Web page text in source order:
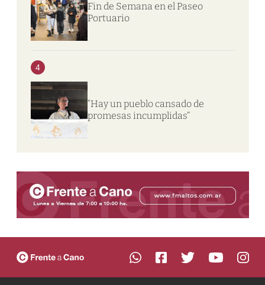
Fin de Semana en el Paseo
Portuario
4
“Hay un pueblo cansado de
promesas incumplidas”